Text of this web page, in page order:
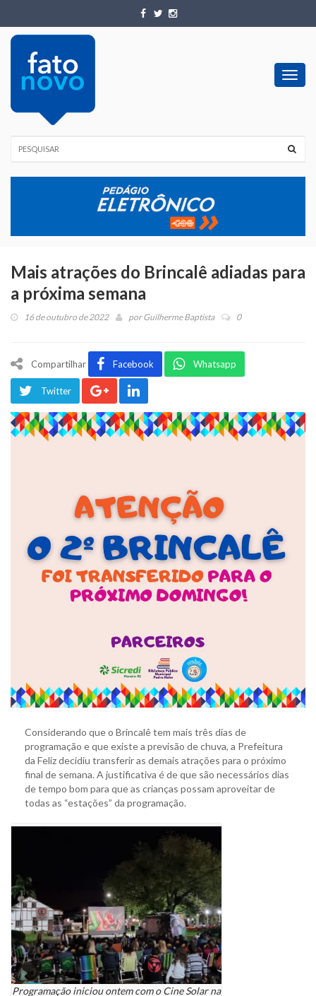
Mais atrações do Brincalê adiadas para
a próxima semana
16 de outubro de 2022 porGuilherme Baptista 0
Compartilhar Facebook Whatsapp
Twitter
Considerando que o Brincalê tem mais três dias de
programação e que existe a previsão de chuva, a Prefeitura
da Feliz decidiu transferir as demais atrações para o próximo
final de semana. A justificativa é de que são necessários dias
de tempo bom para que as crianças possam aproveitar de
todas as “estações” da programação.
Programação iniciou ontem com o Cine Solar na